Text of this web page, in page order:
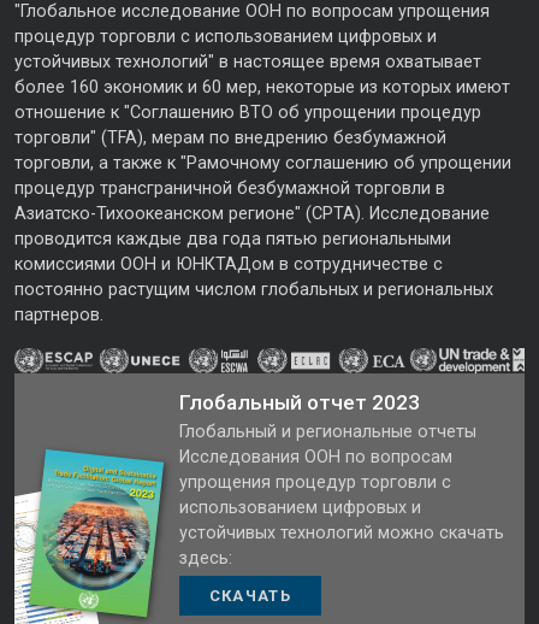
"Глобальное исследование ООН по вопросам упрощения
процедур торговли с использованием цифровых и
устойчивых технологий" в настоящее время охватывает
более 160 экономик и 60 мер, некоторые из которых имеют
отношение к "Соглашению ВТО об упрощении процедур
торговли" (TFA), мерам по внедрению безбумажной
торговли, а также к "Рамочному соглашению об упрощении
процедур трансграничной безбумажной торговли в
Азиатско-Тихоокеанском регионе" (CPTA). Исследование
проводится каждые два года пятью региональными
комиссиями ООН и ЮНКТАДом в сотрудничестве с
постоянно растущим числом глобальных и региональных
партнеров.
Глобальный отчет 2023
Глобальный и региональные отчеты
Исследования ООН по вопросам
упрощения процедур торговли с
использованием цифровых и
устойчивых технологий можно скачать
здесь:
СКАЧАТЬ